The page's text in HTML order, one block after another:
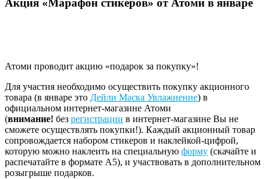
Акция «Марафон стикеров» от Атоми в январе
Атоми проводит акцию «подарок за покупку»!
Для участия необходимо осуществить покупку акционного
товара (в январе это Дейли Маска Увлажнение) в
официальном интернет-магазине Атоми
(внимание! без регистрации в интернет-магазине Вы не
сможете осуществлять покупки!). Каждый акционный товар
сопровождается набором стикеров и наклейкой-цифрой,
которую можно наклеить на специальную форму (скачайте и
распечатайте в формате А5), и участвовать в дополнительном
розыгрыше подарков.